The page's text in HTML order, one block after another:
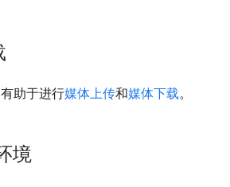
助于进行媒体上传和媒体下载。
境